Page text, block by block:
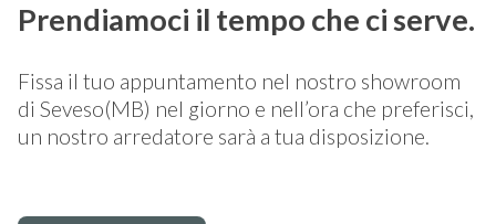
Prendiamoci il tempo che ci serve.
Fissa il tuo appuntamento nel nostro showroom
di Seveso(MB) nel giorno e nell’ora che preferisci,
un nostro arredatore sarà a tua disposizione.